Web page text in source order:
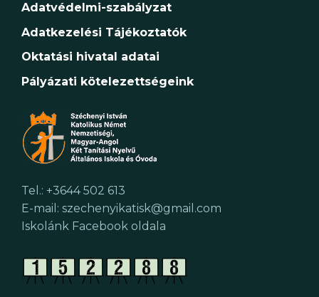
Adatvédelmi-szabályzat
Adatkezelési Tájékoztatók
Oktatási hivatal adatai
Pályázati kötelezettségeink
Tel.: +3644 502 613
E-mail: szechenyikatisk@gmail.com
Iskolánk Facebook oldala